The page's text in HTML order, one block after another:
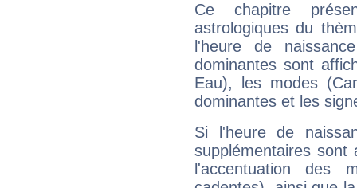
Ce chapitre
astrologiques du
l'heure de
dominantes sont
Eau), les modes
dominantes et les
Si l'heure de
supplémentaires sont
l'accentuation des